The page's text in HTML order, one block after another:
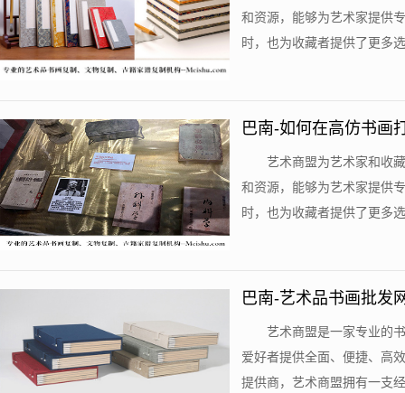
和资源，能够为艺术家提供
时，也为收藏者提供了更多
巴南-如何在高仿书画
艺术商盟为艺术家和收
和资源，能够为艺术家提供
时，也为收藏者提供了更多
巴南-艺术品书画批发
艺术商盟是一家专业的
爱好者提供全面、便捷、高
提供商，艺术商盟拥有一支